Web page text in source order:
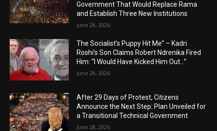
Government That Would Replace Rama
and Establish Three New Institutions
June 28, 2026
The Socialist’s Puppy Hit Me” – Kadri
Roshi’s Son Claims Robert Ndrenika Fired
Him: “I Would Have Kicked Him Out…”
June 28, 2026
After 29 Days of Protest, Citizens
Announce the Next Step: Plan Unveiled for
a Transitional Technical Government
June 28, 2026